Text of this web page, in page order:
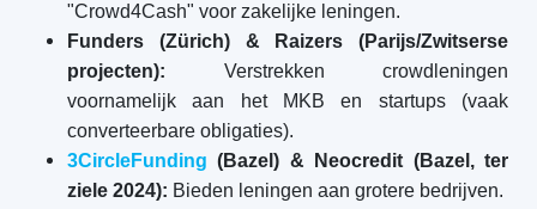
"Crowd4Cash" voor zakelijke leningen.
Funders (Zürich) & Raizers (Parijs/Zwitserse
projecten): Verstrekken crowdleningen
voornamelijk aan het MKB en startups (vaak
converteerbare obligaties).
3CircleFunding (Bazel) & Neocredit (Bazel, ter
ziele 2024): Bieden leningen aan grotere bedrijven.